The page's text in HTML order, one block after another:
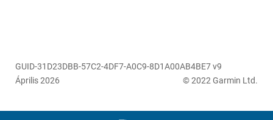
GUID-31D23DBB-57C2-4DF7-A0C9-8D1A00AB4BE7 v9
Április 2026
© 2022 Garmin Ltd.